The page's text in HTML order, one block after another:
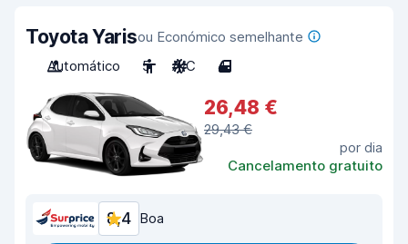
Toyota Yarisou Económico semelhante
Automático
5 A/C 4
26,48 €
29,43 €
por dia
Cancelamento gratuito
8,4 Boa